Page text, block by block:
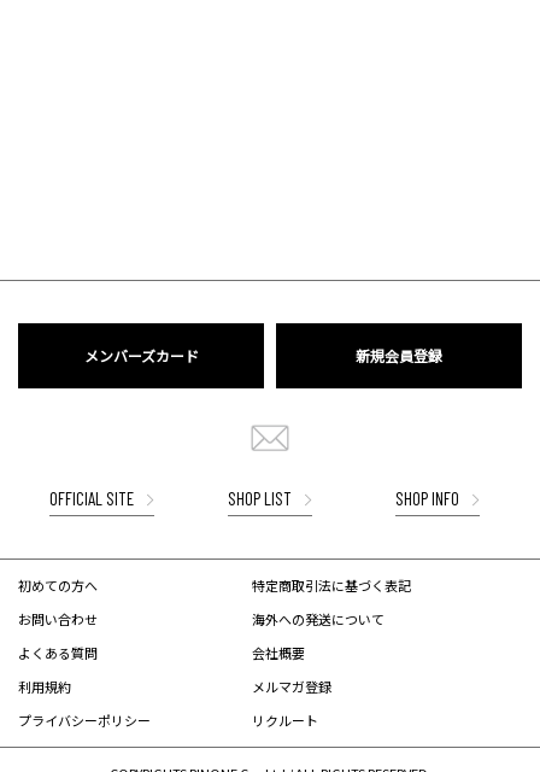
メンバーズカード 新規会員登録
OFFICIAL SITE SHOP LIST SHOP INFO
初めての方へ
お問い合わせ
よくある質問
利用規約
プライバシーポリシー
特定商取引法に基づく表記
海外への発送について
会社概要
メルマガ登録
リクルート